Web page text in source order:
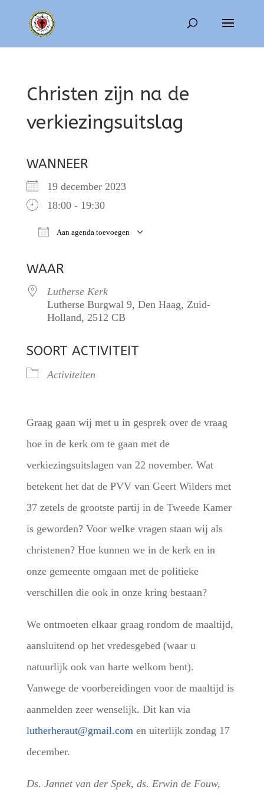
Christen zijn na de
verkiezingsuitslag
WANNEER
19 december 2023
18:00 - 19:30
Aan agenda toevoegen
WAAR
Lutherse Kerk
Lutherse Burgwal 9, Den Haag, Zuid-
Holland, 2512 CB
SOORT ACTIVITEIT
Activiteiten
Graag gaan wij met u in gesprek over de vraag
hoe in de kerk om te gaan met de
verkiezingsuitslagen van 22 november. Wat
betekent het dat de PVV van Geert Wilders met
37 zetels de grootste partij in de Tweede Kamer
is geworden? Voor welke vragen staan wij als
christenen? Hoe kunnen we in de kerk en in
onze gemeente omgaan met de politieke
verschillen die ook in onze kring bestaan?
We ontmoeten elkaar graag rondom de maaltijd,
aansluitend op het vredesgebed (waar u
natuurlijk ook van harte welkom bent).
Vanwege de voorbereidingen voor de maaltijd is
aanmelden zeer wenselijk. Dit kan via
lutherheraut@gmail.comen uiterlijk zondag 17
december.
Ds. Jannet van der Spek, ds. Erwin de Fouw,